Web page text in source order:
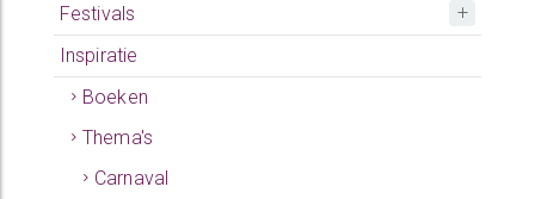
Festivals
Inspiratie
Boeken
Thema's
Carnaval